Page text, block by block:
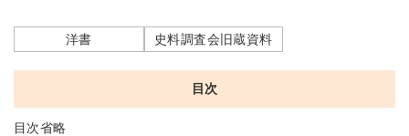
洋書 史料調査会旧蔵資料
目次
目次省略